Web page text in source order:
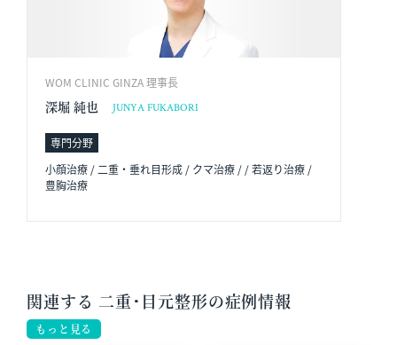
WOM CLINIC GINZA 理事長
深堀 純也 JUNYA FUKABORI
専門分野
小顔治療 / 二重・垂れ目形成 / クマ治療 / / 若返り治療 /
豊胸治療
関連する 二重･目元整形の症例情報
もっと見る